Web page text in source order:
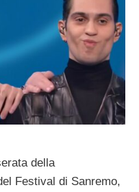
della
Festival di Sanremo,